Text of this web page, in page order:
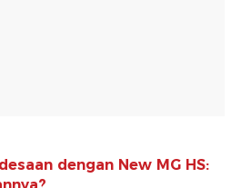
dengan New MG HS: